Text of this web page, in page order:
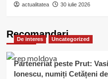
actualitatea 30 iulie 2026
Recomandari
De interes Uncategorized
Parteneriat peste Prut:
Ionescu, numiți Cetățeni